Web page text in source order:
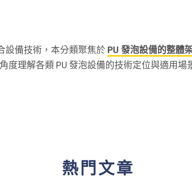
設備技術，本分類聚焦於 PU 發泡設備的整體
度理解各類 PU 發泡設備的技術定位與適用
熱門文章